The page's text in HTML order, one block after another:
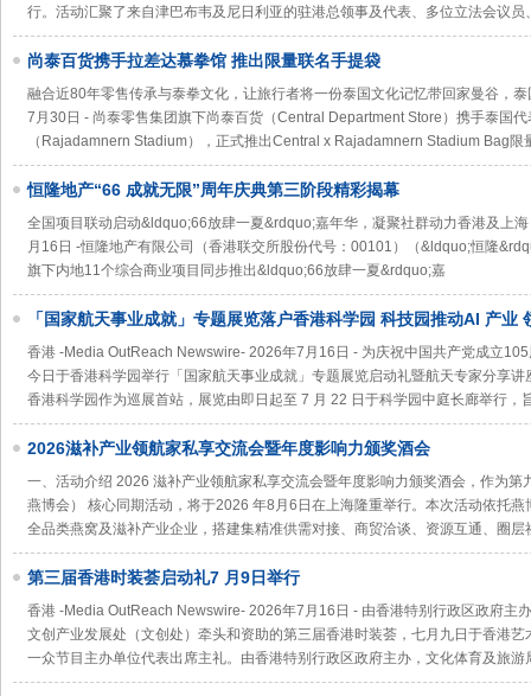
行。活动汇聚了来自津巴布韦及尼日利亚的驻港总领事及代表、多位立法会议员
尚泰百货携手拉差达慕拳馆 推出限量联名手提袋
融合近80年零售传承与泰拳文化，让旅行者将一份泰国文化记忆带回家曼谷，
7月30日 - 尚泰零售集团旗下尚泰百货（Central Department Store）携手泰国
（Rajadamnern Stadium），正式推出Central x Rajadamnern Stadium Bag限
恒隆地产“66 成就无限”周年庆典第三阶段精彩揭幕
全国项目联动启动&ldquo;66放肆一夏&rdquo;嘉年华，凝聚社群动力香港及上
月16日 -恒隆地产有限公司（香港联交所股份代号：00101）（&ldquo;恒隆
旗下内地11个综合商业项目同步推出&ldquo;66放肆一夏&rdquo;嘉
「国家航天事业成就」专题展览落户香港科学园 科技园推动AI 产业
工智能大会」
香港 -Media OutReach Newswire- 2026年7月16日 - 为庆祝中国共产党成立
今日于香港科学园举行「国家航天事业成就」专题展览启动礼暨航天专家分享
香港科学园作为巡展首站，展览由即日起至 7 月 22 日于科学园中庭长廊举行，
2026滋补产业领航家私享交流会暨年度影响力颁奖酒会
一、活动介绍 2026 滋补产业领航家私享交流会暨年度影响力颁奖酒会，作为第
燕博会） 核心同期活动，将于2026 年8月6日在上海隆重举行。本次活动依托
全品类燕窝及滋补产业企业，搭建集精准供需对接、商贸洽谈、资源互通、圈层
第三届香港时装荟启动礼7 月9日举行
香港 -Media OutReach Newswire- 2026年7月16日 - 由香港特别行政区政府主
文创产业发展处（文创处）牵头和资助的第三届香港时装荟，七月九日于香港
一众节目主办单位代表出席主礼。由香港特别行政区政府主办，文化体育及旅游